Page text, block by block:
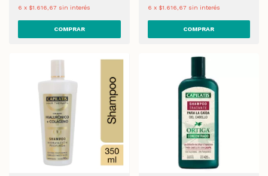
6 x $1.616,67 sin interés 6 x $1.616,67 sin interés